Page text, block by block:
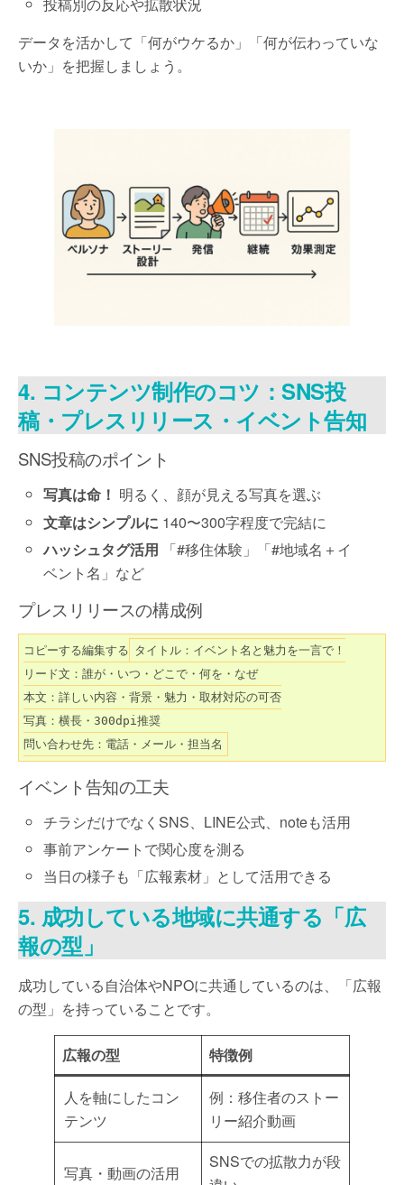
データを活かして「何がウケるか」「何が伝わっていな
いか」を把握しましょう。
4. コンテンツ制作のコツ：SNS投
稿・プレスリリース・イベント告知
SNS投稿のポイント
写真は命！ 明るく、顔が見える写真を選ぶ
文章はシンプルに 140〜300字程度で完結に
ハッシュタグ活用 「#移住体験」「#地域名＋イ
ベント名」など
プレスリリースの構成例
コピーする編集する タイトル：イベント名と魅力を一言で！
リード文：誰が・いつ・どこで・何を・なぜ
本文：詳しい内容・背景・魅力・取材対応の可否
写真：横長・300dpi推奨
イベント告知の工夫
チラシだけでなくSNS、LINE公式、noteも活用
事前アンケートで関心度を測る
当日の様子も「広報素材」として活用できる
5. 成功している地域に共通する「広
報の型」
成功している自治体やNPOに共通しているのは、「広報
の型」を持っていることです。
広報の型 特徴例
人を軸にしたコン
テンツ
例：移住者のストー
リー紹介動画
写真・動画の活用
SNSでの拡散力が段